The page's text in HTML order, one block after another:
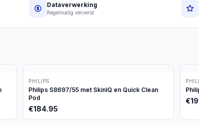
Dataverwerking
Regelmatig ververst
PHILIPS
Philips S8697/55 met SkinIQ en Quick Clean
Pod
€184.95
€